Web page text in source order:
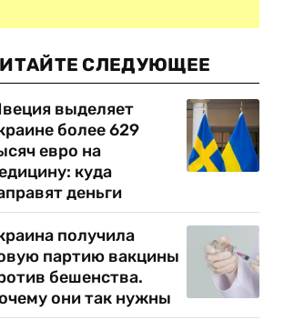
СЛЕДУЮЩЕЕ
выделяет
более 629
евро на
куда
деньги
получила
партию вакцины
бешенства.
они так нужны